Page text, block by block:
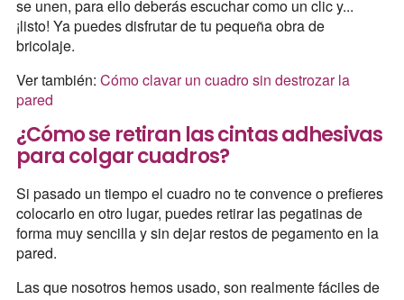
se unen, para ello deberás escuchar como un clic y...
¡listo! Ya puedes disfrutar de tu pequeña obra de
bricolaje.
Ver también: Cómo clavar un cuadro sin destrozar la
pared
¿Cómo se retiran las cintas adhesivas
para colgar cuadros?
Si pasado un tiempo el cuadro no te convence o prefieres
colocarlo en otro lugar, puedes retirar las pegatinas de
forma muy sencilla y sin dejar restos de pegamento en la
pared.
Las que nosotros hemos usado, son realmente fáciles de